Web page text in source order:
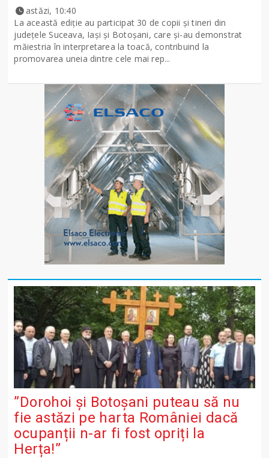
astăzi, 10:40
La această ediție au participat 30 de copii și tineri din
județele Suceava, Iași și Botoșani, care și-au demonstrat
măiestria în interpretarea la toacă, contribuind la
promovarea uneia dintre cele mai rep...
”Dorohoi și Botoșani puteau să nu
fie astăzi pe harta României dacă
ocupanții n-ar fi fost opriți la
Herța!”